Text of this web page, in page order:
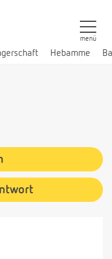
Hebamme
menü